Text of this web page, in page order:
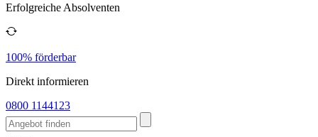
Erfolgreiche Absolventen
100% förderbar
Direkt informieren
0800 1144123